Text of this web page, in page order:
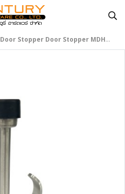
Door Stopper Door Stopper MDH-006